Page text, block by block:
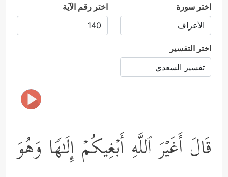
اختر سورة اختر رقم الآية
اختر التفسير
قَالَ أَغَیۡرَ ٱللَّهِ أَبۡغِیكُمۡ إِلَـٰهࣰا وَهُوَ